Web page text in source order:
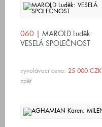
060 | MAROLD Luděk:
VESELÁ SPOLEČNOST
vyvolávací cena: 25 000 CZK
zpět